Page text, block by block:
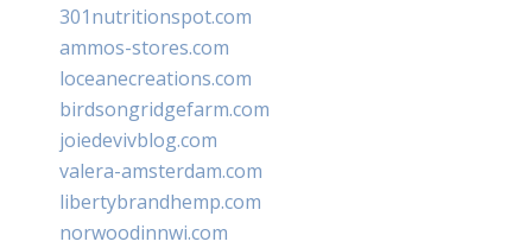
301nutritionspot.com
ammos-stores.com
loceanecreations.com
birdsongridgefarm.com
joiedevivblog.com
valera-amsterdam.com
libertybrandhemp.com
norwoodinnwi.com